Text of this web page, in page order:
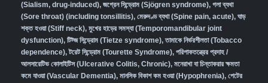
(Sialism, drug-induced), জগ্রেন সিন্ড্রোম (Sjögren syndrome), গলা ব্যথা
(Sore throat) (including tonsillitis), মেরুদণ্ড ব্যথা (Spine pain, acute), ঘাড়
শক্ত হওয়া (Stiff neck), মুখের হাড়ের সমস্যা (Temporomandibular joint
dysfunction), টিট্জ সিন্ড্রোম (Tietze syndrome),তামাকে নির্ভরশীলতা (Tobacco
dependence),টরেট সিন্ড্রোম (Tourette Syndrome), পরিপাকতন্ত্রের প্রদাহ /
আলসারেটিভ কোলাইটিস (Ulcerative Colitis, Chronic), মনেরাখা বা চিন্তাকরার ক্ষমতা
কমে যাওয়া (Vascular Dementia), মানসিক বিকাশ কম হওয়া (Hypophrenia), পেটের